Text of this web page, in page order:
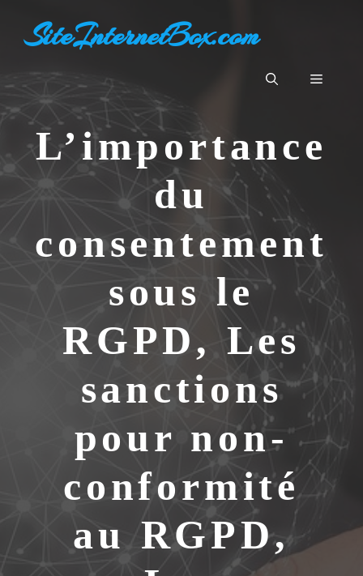
contenuSiteInternetBox.com
Menu
L’importance
du
consentement
sous le
RGPD, Les
sanctions
pour non-
conformité
au RGPD,